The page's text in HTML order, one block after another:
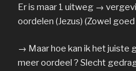
Er is maar 1 uitweg →
oordelen (Jezus) (Zowel
→ Maar hoe kan ik het juiste
meer oordeel ? Slecht